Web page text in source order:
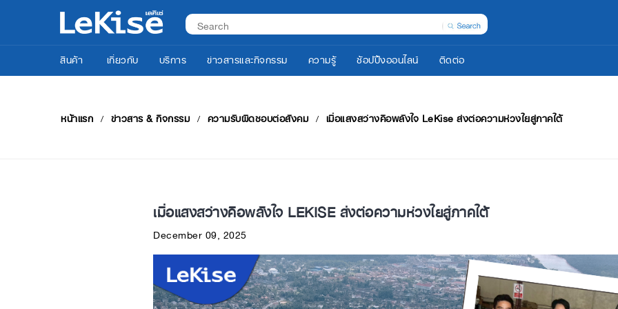
สินค้า เกี่ยวกับ บริการ ข่าวสารและกิจกรรม ความรู้ ช้อปปิ้งออนไลน์ ติดต่อ
หน้าแรก ข่าวสาร & กิจกรรม ความรับผิดชอบต่อสังคม เมื่อแสงสว่างคือพลังใจ LeKise ส่งต่อความห่วงใยสู่ภาคใต้
เมื่อแสงสว่างคือพลังใจ LEKISE ส่งต่อความห่วงใยสู่ภาคใต้
December 09, 2025